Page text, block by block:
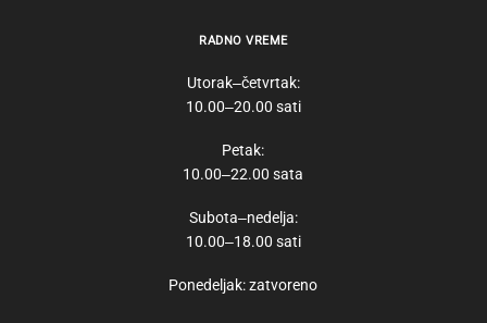
RADNO VREME
Utorak‒četvrtak:
10.00‒20.00 sati
Petak:
10.00‒22.00 sata
Subota‒nedelja:
10.00‒18.00 sati
Ponedeljak: zatvoreno